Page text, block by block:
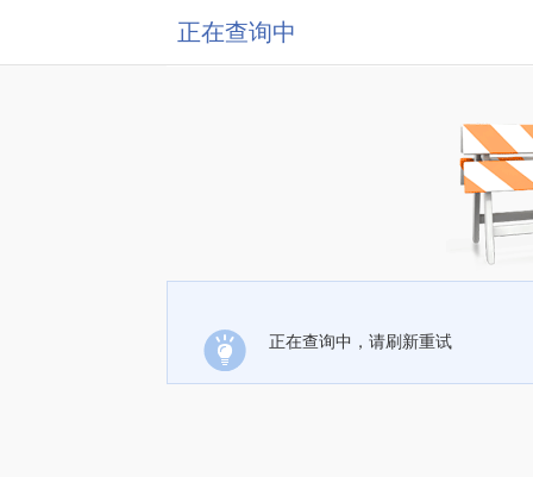
正在查询中
正在查询中，请刷新重试